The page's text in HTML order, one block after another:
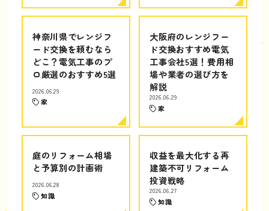
神奈川県でレンジフ
ード交換を頼むなら
どこ？電気工事のプ
ロ厳選のおすすめ5選
2026.06.29
家
大阪府のレンジフー
ド交換おすすめ電気
工事会社5選！費用相
場や業者の選び方を
解説
2026.06.29
家
庭のリフォーム相場
と予算別の計画術
2026.06.28
知識
収益を最大化する再
建築不可リフォーム
投資戦略
2026.06.27
知識